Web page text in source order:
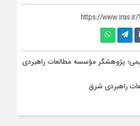
https://www.iras.ir/
پژوهشگر مؤسسه مطالعات راهبردی
راهبردی شرق